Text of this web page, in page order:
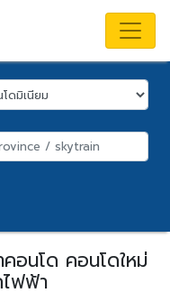
คอนโด คอนโดใหม่
ฟฟ้า